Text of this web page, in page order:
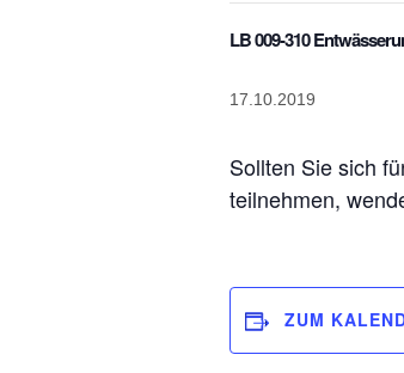
LB 009-310
17.10.2019
Sollten Sie sich
teilnehmen,
ZUM